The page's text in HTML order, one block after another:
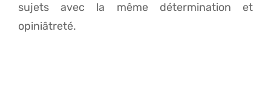
sujets avec la même détermination et
opiniâtreté.